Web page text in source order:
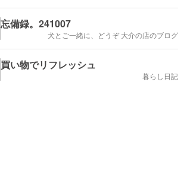
忘備録。241007
犬とご一緒に、どうぞ 大介の店のブログ
買い物でリフレッシュ
暮らし日記